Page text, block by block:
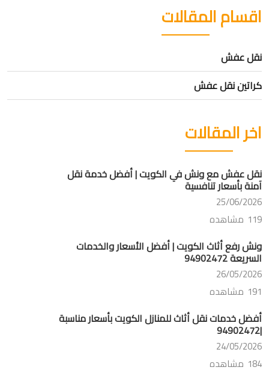
اقسام المقالات
نقل عفش
كراتين نقل عفش
اخر المقالات
نقل عفش مع ونش في الكويت | أفضل خدمة نقل
آمنة بأسعار تنافسية
25/06/2026
119 مشاهده
ونش رفع أثاث الكويت | أفضل الأسعار والخدمات
السريعة 94902472
26/05/2026
191 مشاهده
أفضل خدمات نقل أثاث للمنازل الكويت بأسعار مناسبة
|94902472
24/05/2026
184 مشاهده